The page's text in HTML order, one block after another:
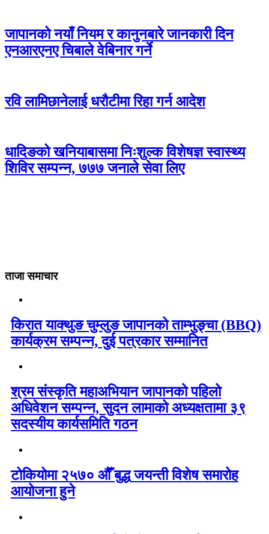
जापानको नयाँ नियम र कानुनबारे जानकारी दिन
एनआरएनए चिबाले वेबिनार गर्ने
रवि लामिछानेलाई धरौटीमा रिहा गर्न आदेश
धादिङको खनियाबासमा निःशुल्क विशेषज्ञ स्वास्थ्य
शिविर सम्पन्न, ७७७ जनाले सेवा लिए
ताजा समाचार
किरात याक्थुङ चुम्लुङ जापानको ताम्भुङ्चा (BBQ)
कार्यक्रम सम्पन्न, दुई पत्रकार सम्मानित
श्रम संस्कृति महाअभियान जापानको पहिलो
अधिवेशन सम्पन्न, सुदन लामाको अध्यक्षतामा ३९
सदस्यीय कार्यसमिति गठन
टोकियोमा २५७० औँ बुद्ध जयन्ती विशेष समारोह
आयोजना हुने